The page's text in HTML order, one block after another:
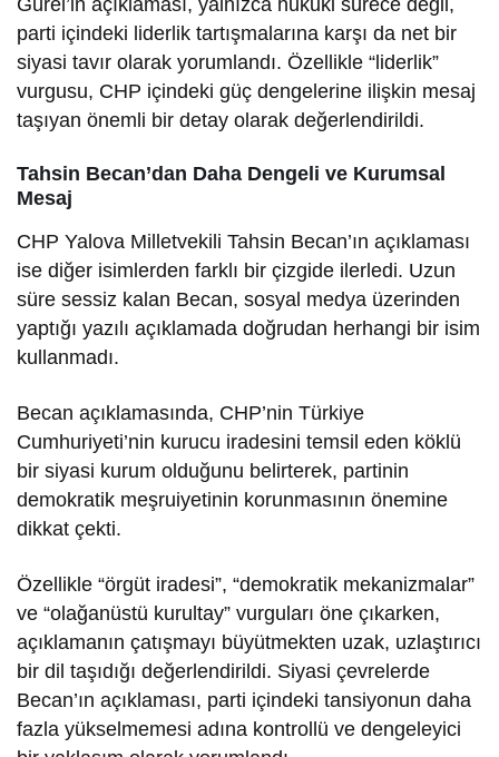
Gürel’in açıklaması, yalnızca hukuki sürece değil,
parti içindeki liderlik tartışmalarına karşı da net bir
siyasi tavır olarak yorumlandı. Özellikle “liderlik”
vurgusu, CHP içindeki güç dengelerine ilişkin mesaj
taşıyan önemli bir detay olarak değerlendirildi.
Tahsin Becan’dan Daha Dengeli ve Kurumsal
Mesaj
CHP Yalova Milletvekili Tahsin Becan’ın açıklaması
ise diğer isimlerden farklı bir çizgide ilerledi. Uzun
süre sessiz kalan Becan, sosyal medya üzerinden
yaptığı yazılı açıklamada doğrudan herhangi bir isim
kullanmadı.
Becan açıklamasında, CHP’nin Türkiye
Cumhuriyeti’nin kurucu iradesini temsil eden köklü
bir siyasi kurum olduğunu belirterek, partinin
demokratik meşruiyetinin korunmasının önemine
dikkat çekti.
Özellikle “örgüt iradesi”, “demokratik mekanizmalar”
ve “olağanüstü kurultay” vurguları öne çıkarken,
açıklamanın çatışmayı büyütmekten uzak, uzlaştırıcı
bir dil taşıdığı değerlendirildi. Siyasi çevrelerde
Becan’ın açıklaması, parti içindeki tansiyonun daha
fazla yükselmemesi adına kontrollü ve dengeleyici